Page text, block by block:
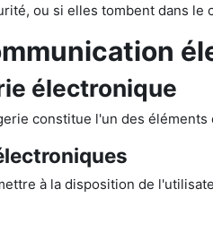
ou si elles tombent dans le
électronique
constitue l'un des
à la disposition de